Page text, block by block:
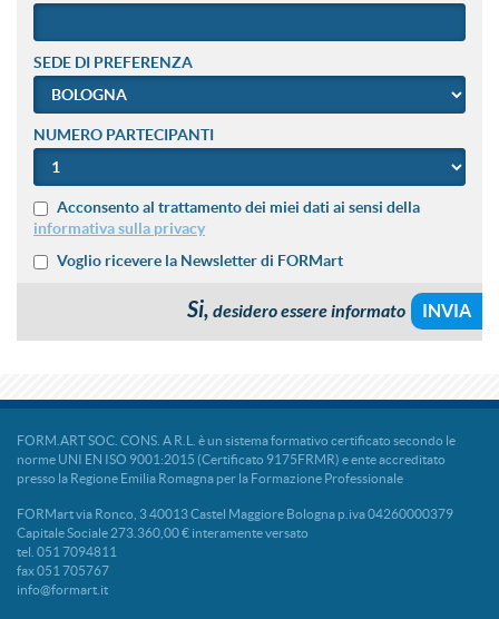
SEDE DI PREFERENZA
NUMERO PARTECIPANTI
Acconsento al trattamento dei miei dati ai sensi della
informativa sulla privacy
Voglio ricevere la Newsletter di FORMart
Si, desidero essere informato
FORM.ART SOC. CONS. A R.L. è un sistema formativo certificato secondo le
norme UNI EN ISO 9001:2015 (Certificato 9175FRMR) e ente accreditato
presso la Regione Emilia Romagna per la Formazione Professionale
FORMart via Ronco, 3 40013 Castel Maggiore Bologna p.iva 04260000379
Capitale Sociale 273.360,00 € interamente versato
tel. 051 7094811
fax 051 705767
info@formart.it